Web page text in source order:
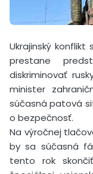
Ukrajinský
prestane
diskriminovať
minister
súčasná patová
o bezpečnosť.
Na výročnej
by sa súčasná
tento rok